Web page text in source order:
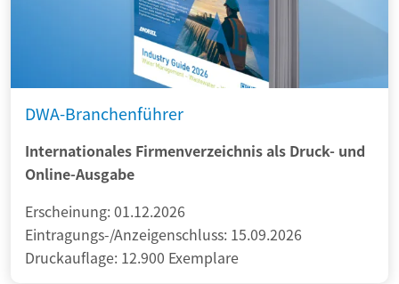
DWA-Branchenführer
Internationales Firmenverzeichnis als Druck- und
Online-Ausgabe
Erscheinung: 01.12.2026
Eintragungs-/Anzeigenschluss: 15.09.2026
Druckauflage: 12.900 Exemplare